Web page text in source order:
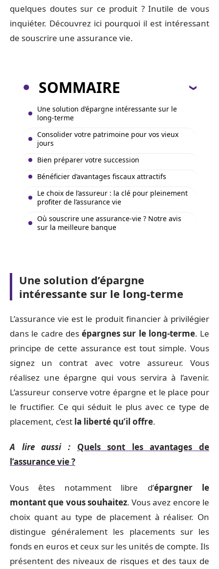
quelques doutes sur ce produit ? Inutile de vous
inquiéter. Découvrez ici pourquoi il est intéressant
de souscrire une assurance vie.
SOMMAIRE
Une solution d’épargne intéressante sur le
long-terme
Consolider votre patrimoine pour vos vieux
jours
Bien préparer votre succession
Bénéficier d’avantages fiscaux attractifs
Le choix de l’assureur : la clé pour pleinement
profiter de l’assurance vie
Où souscrire une assurance-vie ? Notre avis
sur la meilleure banque
Une solution d’épargne
intéressante sur le long-terme
L’assurance vie est le produit financier à privilégier
dans le cadre des épargnes sur le long-terme. Le
principe de cette assurance est tout simple. Vous
signez un contrat avec votre assureur. Vous
réalisez une épargne qui vous servira à l’avenir.
L’assureur conserve votre épargne et le place pour
le fructifier. Ce qui séduit le plus avec ce type de
placement, c’est la liberté qu’il offre.
A lire aussi :
Quels sont les avantages de
l’assurance vie ?
Vous êtes notamment libre d’épargner le
montant que vous souhaitez. Vous avez encore le
choix quant au type de placement à réaliser. On
distingue généralement les placements sur les
fonds en euros et ceux sur les unités de compte. Ils
présentent des niveaux de risques et des taux de